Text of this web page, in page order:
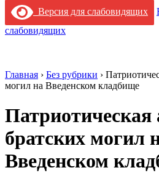
Версия для слабовидящих
слабовидящих
Главная › Без рубрики ›
могил на Введенском кладбище
Патриотическая
братских могил
Введенском